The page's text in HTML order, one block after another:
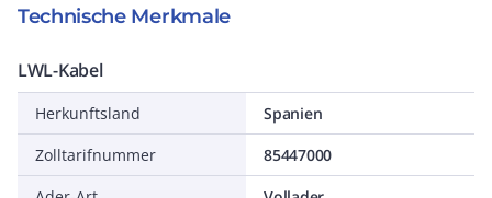
Technische Merkmale
LWL-Kabel
Herkunftsland
Spanien
Zolltarifnummer
85447000